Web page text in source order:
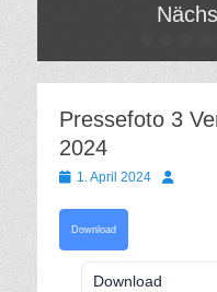
am
Von
Gatzweiler
Pressefoto 3
2024
Gepostet
1. April 2024 Autor
Download
Download